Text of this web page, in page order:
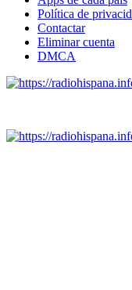
Política de
Contactar
Eliminar cuenta
DMCA